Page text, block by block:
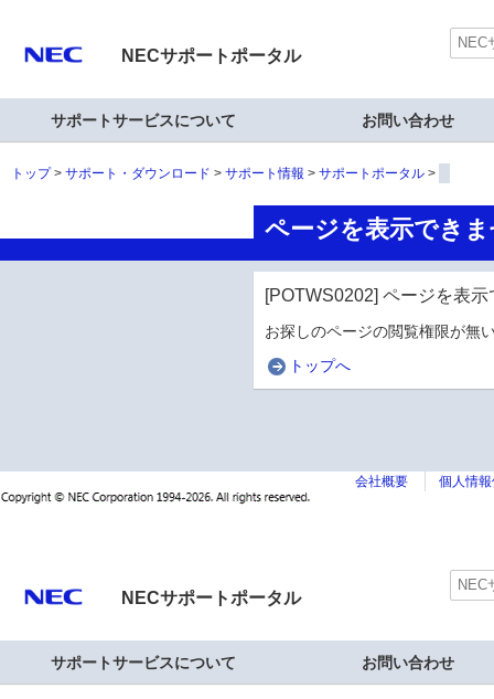
NECサポートポータル
サポートサービスについて お問い合わせ
トップ サポート・ダウンロード サポート情報 サポートポータル
ページを表示でき
[POTWS0202] ページを表
お探しのページの閲覧権限が無
トップへ
会社概要 個人情
NECサポートポータル
サポートサービスについて お問い合わせ